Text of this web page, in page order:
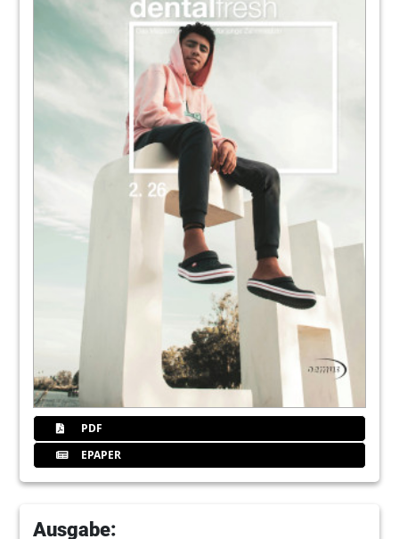
Dr. Carla Benz
VDW GmbH
Oralchirurgie: Weiterbildung zum
Fachzahnarzt im Bereich Oralchirurgie
PreXion Europe GmbH
Gelungener Spagat zwischen Funktion
und Design
Dr. Robert Immler im Gespräch mit Kerstin
Oesterreich
38Von 0 auf 100: So startet Ihre Praxis von
Anfang an durch
Nadja Alin Jung
40Interview: Der Markt für
Nischendasein
PDF
EPAPER
Ausgabe: